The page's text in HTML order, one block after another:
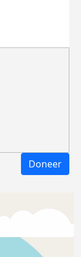
Doneer